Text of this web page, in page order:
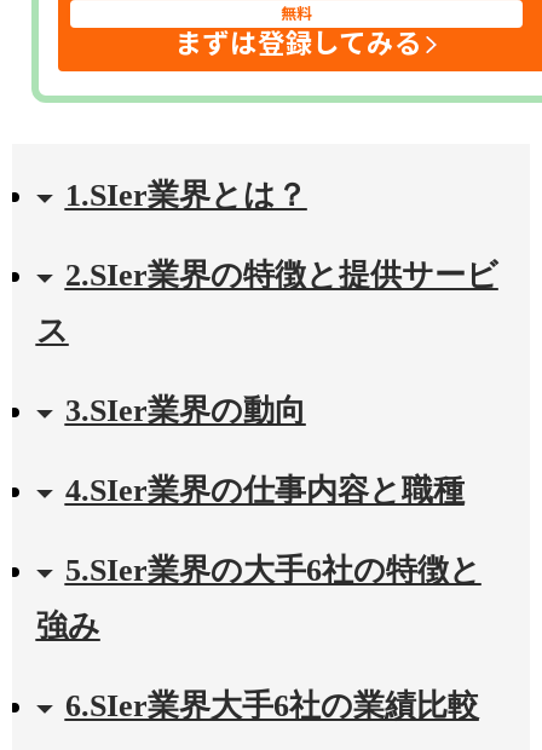
無料
まずは登録してみる
1.SIer業界とは？
2.SIer業界の特徴と提供サービ
ス
3.SIer業界の動向
4.SIer業界の仕事内容と職種
5.SIer業界の大手6社の特徴と
強み
6.SIer業界大手6社の業績比較